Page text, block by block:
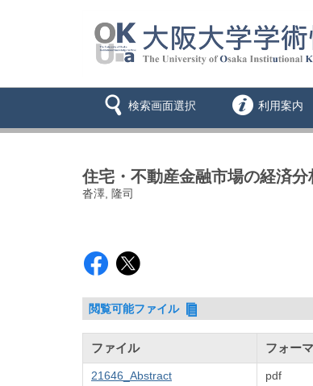
検索画面選択 利用案内
住宅・不動産金融市場の経済
沓澤, 隆司
閲覧可能ファイル
ファイル フォー
21646_Abstract pdf